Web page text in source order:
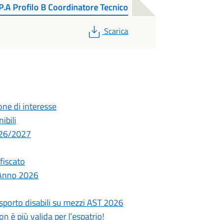
Profilo B Coordinatore Tecnico
PDF
Scarica
di interesse
2027
2026
disabili su mezzi AST 2026
è più valida per l’espatrio!